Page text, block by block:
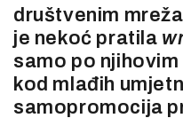
društvenim
je nekoć pratila
samo po
kod mlađih
samopromocija